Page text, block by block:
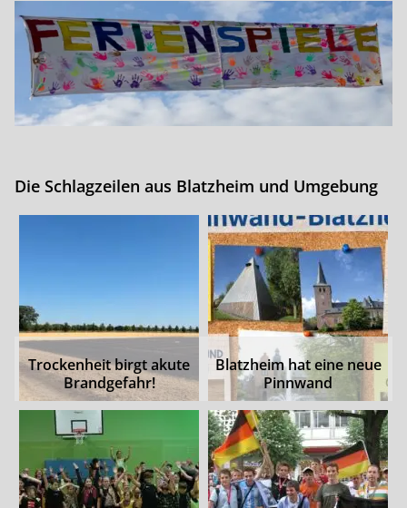
Die Schlagzeilen aus Blatzheim und Umgebung
Trockenheit birgt akute
Brandgefahr!
Blatzheim hat eine neue
Pinnwand